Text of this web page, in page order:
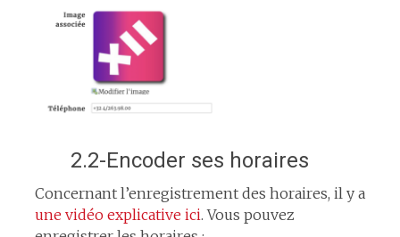
2.2-Encoder ses horaires
Concernant l’enregistrement des horaires, il y a
une vidéo explicative ici. Vous pouvez